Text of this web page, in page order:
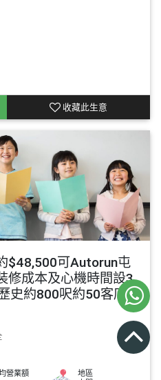
收藏此生意
$48,500可Autorun屯
修成本及心機時間設3
史約800呎約50客底
營業額
地區